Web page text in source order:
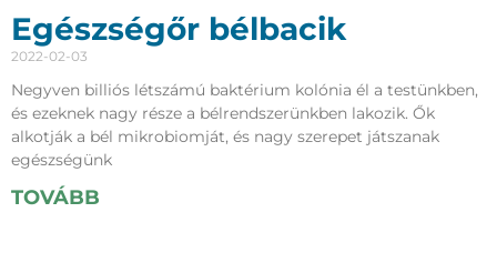
Egészségőr bélbacik
2022-02-03
Negyven billiós létszámú baktérium kolónia él a testünkben,
és ezeknek nagy része a bélrendszerünkben lakozik. Ők
alkotják a bél mikrobiomját, és nagy szerepet játszanak
egészségünk
TOVÁBB